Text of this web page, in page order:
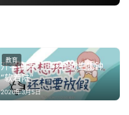
开学调适：让孩子的生物钟
“软着陆”
2026年3月5日
教育